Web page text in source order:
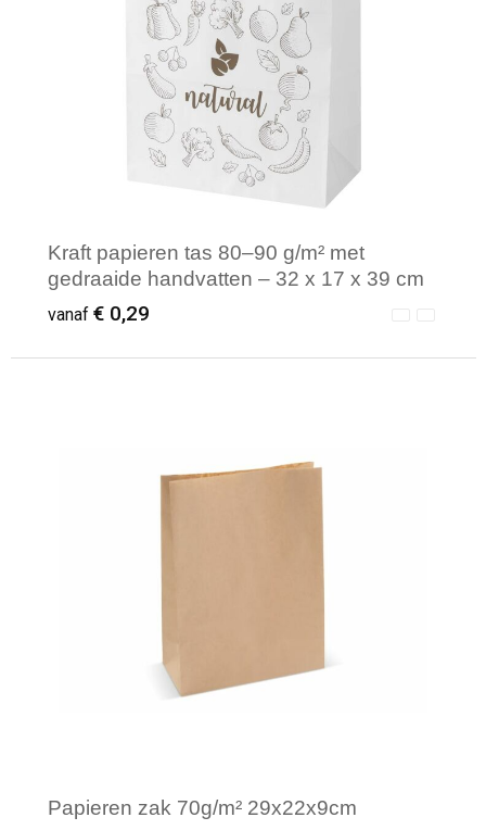
Kraft papieren tas 80–90 g/m² met
gedraaide handvatten – 32 x 17 x 39 cm
vanaf € 0,29
Papieren zak 70g/m² 29x22x9cm